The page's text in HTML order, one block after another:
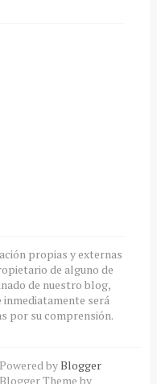
propias y externas
de alguno de
de nuestro blog,
será
por su comprensión.
byBlogger
Theme by